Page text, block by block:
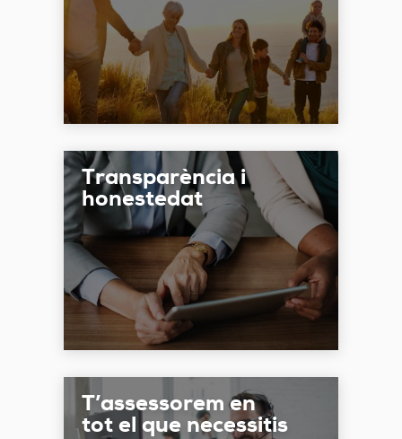
Transparència i
honestedat
T’assessorem en
tot el que necessitis